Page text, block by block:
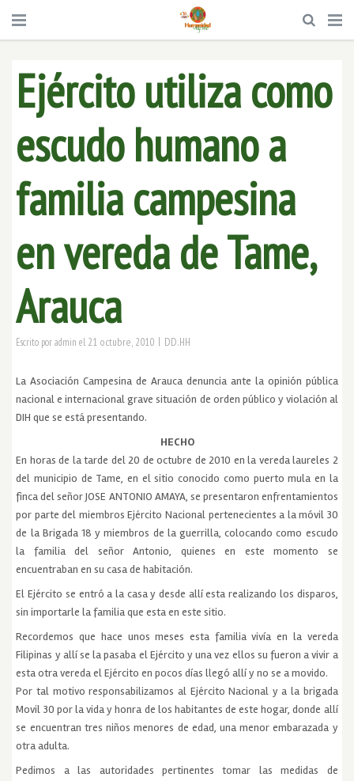
Ejército utiliza como
escudo humano a
familia campesina
en vereda de Tame,
Arauca
Escrito poradmin el 21 octubre, 2010 | DD.HH
La Asociación Campesina de Arauca denuncia ante la opinión pública
nacional e internacional grave situación de orden público y violación al
DIH que se está presentando.
HECHO
En horas de la tarde del 20 de octubre de 2010 en la vereda laureles 2
del municipio de Tame, en el sitio conocido como puerto mula en la
finca del señor JOSE ANTONIO AMAYA, se presentaron enfrentamientos
por parte del miembros Ejército Nacional pertenecientes a la móvil 30
de la Brigada 18 y miembros de la guerrilla, colocando como escudo
la familia del señor Antonio, quienes en este momento se
encuentraban en su casa de habitación.
El Ejército se entró a la casa y desde allí esta realizando los disparos,
sin importarle la familia que esta en este sitio.
Recordemos que hace unos meses esta familia vivía en la vereda
Filipinas y allí se la pasaba el Ejército y una vez ellos su fueron a vivir a
esta otra vereda el Ejército en pocos días llegó allí y no se a movido.
Por tal motivo responsabilizamos al Ejército Nacional y a la brigada
Movil 30 por la vida y honra de los habitantes de este hogar, donde allí
se encuentran tres niños menores de edad, una menor embarazada y
otra adulta.
Pedimos a las autoridades pertinentes tomar las medidas de